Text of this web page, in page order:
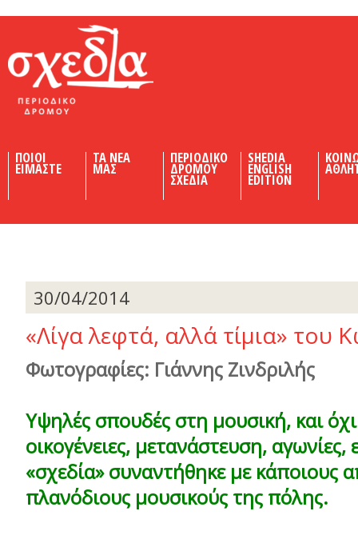
ΠΟΙΟΙ
ΕΙΜΑΣΤΕ
ΤΑ ΝΕΑ
ΜΑΣ
ΠΕΡΙΟΔΙΚΟ
ΔΡΟΜΟΥ
ΣΧΕΔΙΑ
SHEDIA
ENGLISH
EDITION
30/04/2014
«Λίγα λεφτά, αλλά τίµια» του
Φωτογραφίες: Γιάννης Ζινδριλής
Υψηλές σπουδές στη μουσική, και
οικογένειες, μετανάστευση,
«σχεδία» συναντήθηκε με κάποιους
πλανόδιους μουσικούς της πόλης.